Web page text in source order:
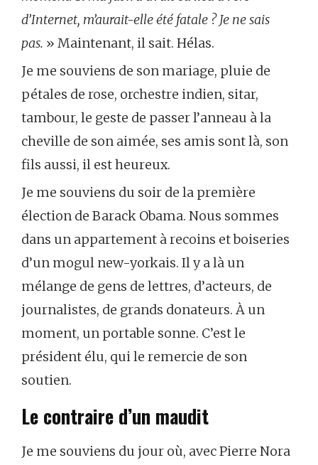
d’Internet, m’aurait-elle été fatale ? Je ne sais
pas. » Maintenant, il sait. Hélas.
Je me souviens de son mariage, pluie de
pétales de rose, orchestre indien, sitar,
tambour, le geste de passer l’anneau à la
cheville de son aimée, ses amis sont là, son
fils aussi, il est heureux.
Je me souviens du soir de la première
élection de Barack Obama. Nous sommes
dans un appartement à recoins et boiseries
d’un mogul new-yorkais. Il y a là un
mélange de gens de lettres, d’acteurs, de
journalistes, de grands donateurs. À un
moment, un portable sonne. C’est le
président élu, qui le remercie de son
soutien.
Le contraire d’un maudit
Je me souviens du jour où, avec Pierre Nora